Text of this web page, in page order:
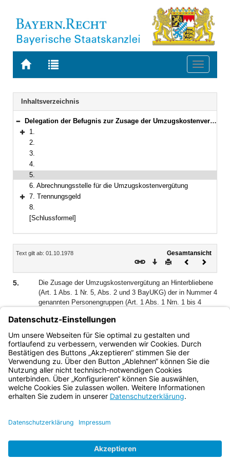
Zur
BAYERN.RECHT
Zur
letzten
Suche
Toggle
Navigation
Inhaltsverzeichnis
Bereich reduzieren
Delegation der Befugnis zur Zusage der Umzugskostenvergütung
Bereich erweitern
1.
2.
3.
4.
5.
6. Abrechnungsstelle für die Umzugskostenvergütung
Bereich erweitern
7. Trennungsgeld
8.
[Schlussformel]
Inhalt
Text gilt ab: 01.10.1978
Gesamtansicht
Download
DruckenVorheriges
5.
Die Zusage der Umzugskostenvergütung an Hinterbliebene
(Art. 1 Abs. 1 Nr. 5, Abs. 2 und 3 BayUKG) der in Nummer 4
genannten Personengruppen (Art. 1 Abs. 1 Nrn. 1 bis 4
den Fällen des Art. 2 Abs. 2 Nr. 3 und des Art. 2 Abs. 3
Satz 1 Nr. 3 BayUKG von der nach Nummer 1.4 für den
Beschäftigten zuständig gewesenen Behörde.
Bayern.de
BayernPortal
Impressum